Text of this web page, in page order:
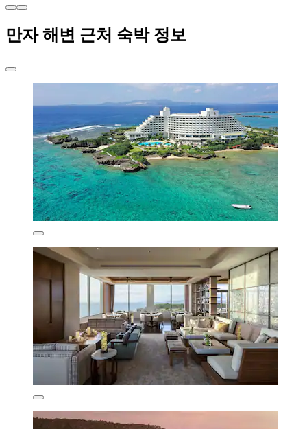
만자 해변 근처 숙박 정보